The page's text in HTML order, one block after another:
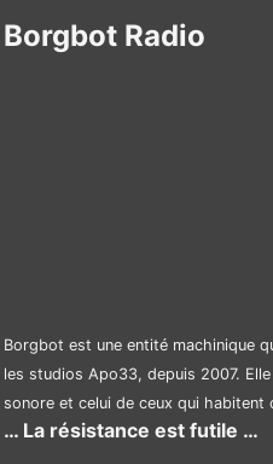
Borgbot Radio
Borgbot est une entité machinique
les studios Apo33, depuis 2007. Elle
sonore et celui de ceux qui habitent
… La résistance est futile …